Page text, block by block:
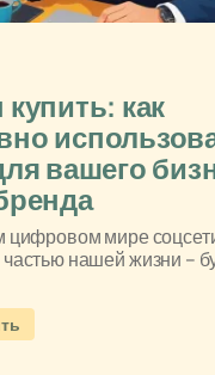
как
вашего
мире
нашей жизни –